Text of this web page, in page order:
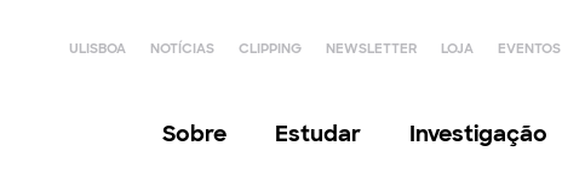
ULISBOA NOTÍCIAS CLIPPING NEWSLETTER LOJA EVENTOS
Sobre Estudar Investigação